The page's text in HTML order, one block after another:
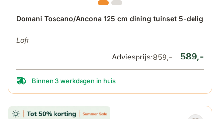
Domani Toscano/Ancona 125 cm dining tuinset 5-delig
Loft
De prijs is afhankelijk van de gekozen opties op de
589,-
Adviesprijs:859,-
Binnen 3 werkdagen in huis